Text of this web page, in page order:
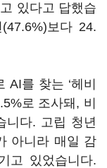
있다고 답했습
보다 24.
를 찾는 ‘헤비
로 조사돼, 비
니다. 고립 청년
아니라 매일 감
고 있었습니다.